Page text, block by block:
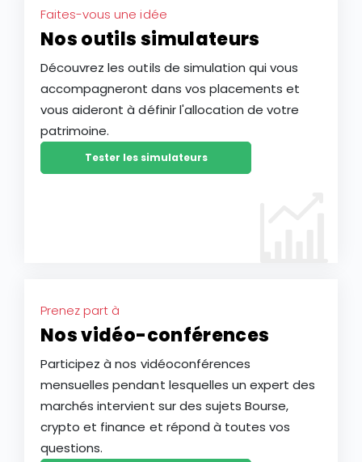
Faites-vous une idée
Nos outils simulateurs
Découvrez les outils de simulation qui vous
accompagneront dans vos placements et
vous aideront à définir l'allocation de votre
patrimoine.
Tester les simulateurs
Prenez part à
Nos vidéo-conférences
Participez à nos vidéoconférences
mensuelles pendant lesquelles un expert des
marchés intervient sur des sujets Bourse,
crypto et finance et répond à toutes vos
questions.